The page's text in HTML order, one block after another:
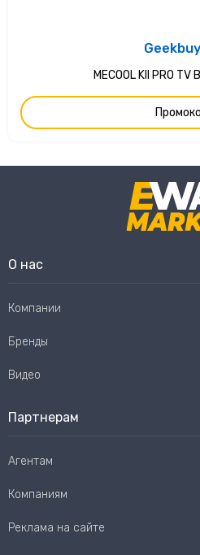
MECOOL KII PRO
О нас
Компании
Бренды
Видео
Партнерам
Агентам
Компаниям
Реклама на сайте